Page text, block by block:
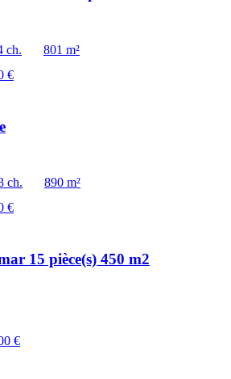
ch.
801 m²
€
ch.
890 m²
€
15 pièce(s) 450 m2
€